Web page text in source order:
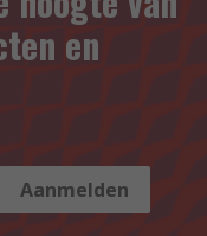
en
Aanmelden